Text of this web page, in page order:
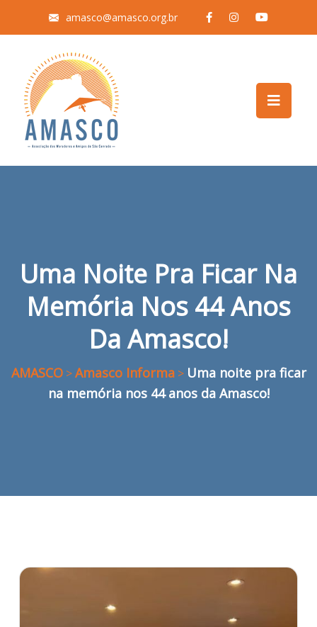
amasco@amasco.org.br
Uma Noite Pra Ficar Na
Memória Nos 44 Anos
Da Amasco!
AMASCO>Amasco Informa> Uma noite pra ficar
na memória nos 44 anos da Amasco!